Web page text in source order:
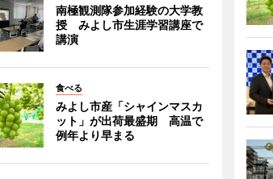
南極観測隊参加経験の大学教
授 みよし市生涯学習講座で
講演
食べる
みよし市産「シャインマスカ
ット」が出荷最盛期 高温で
例年より早まる